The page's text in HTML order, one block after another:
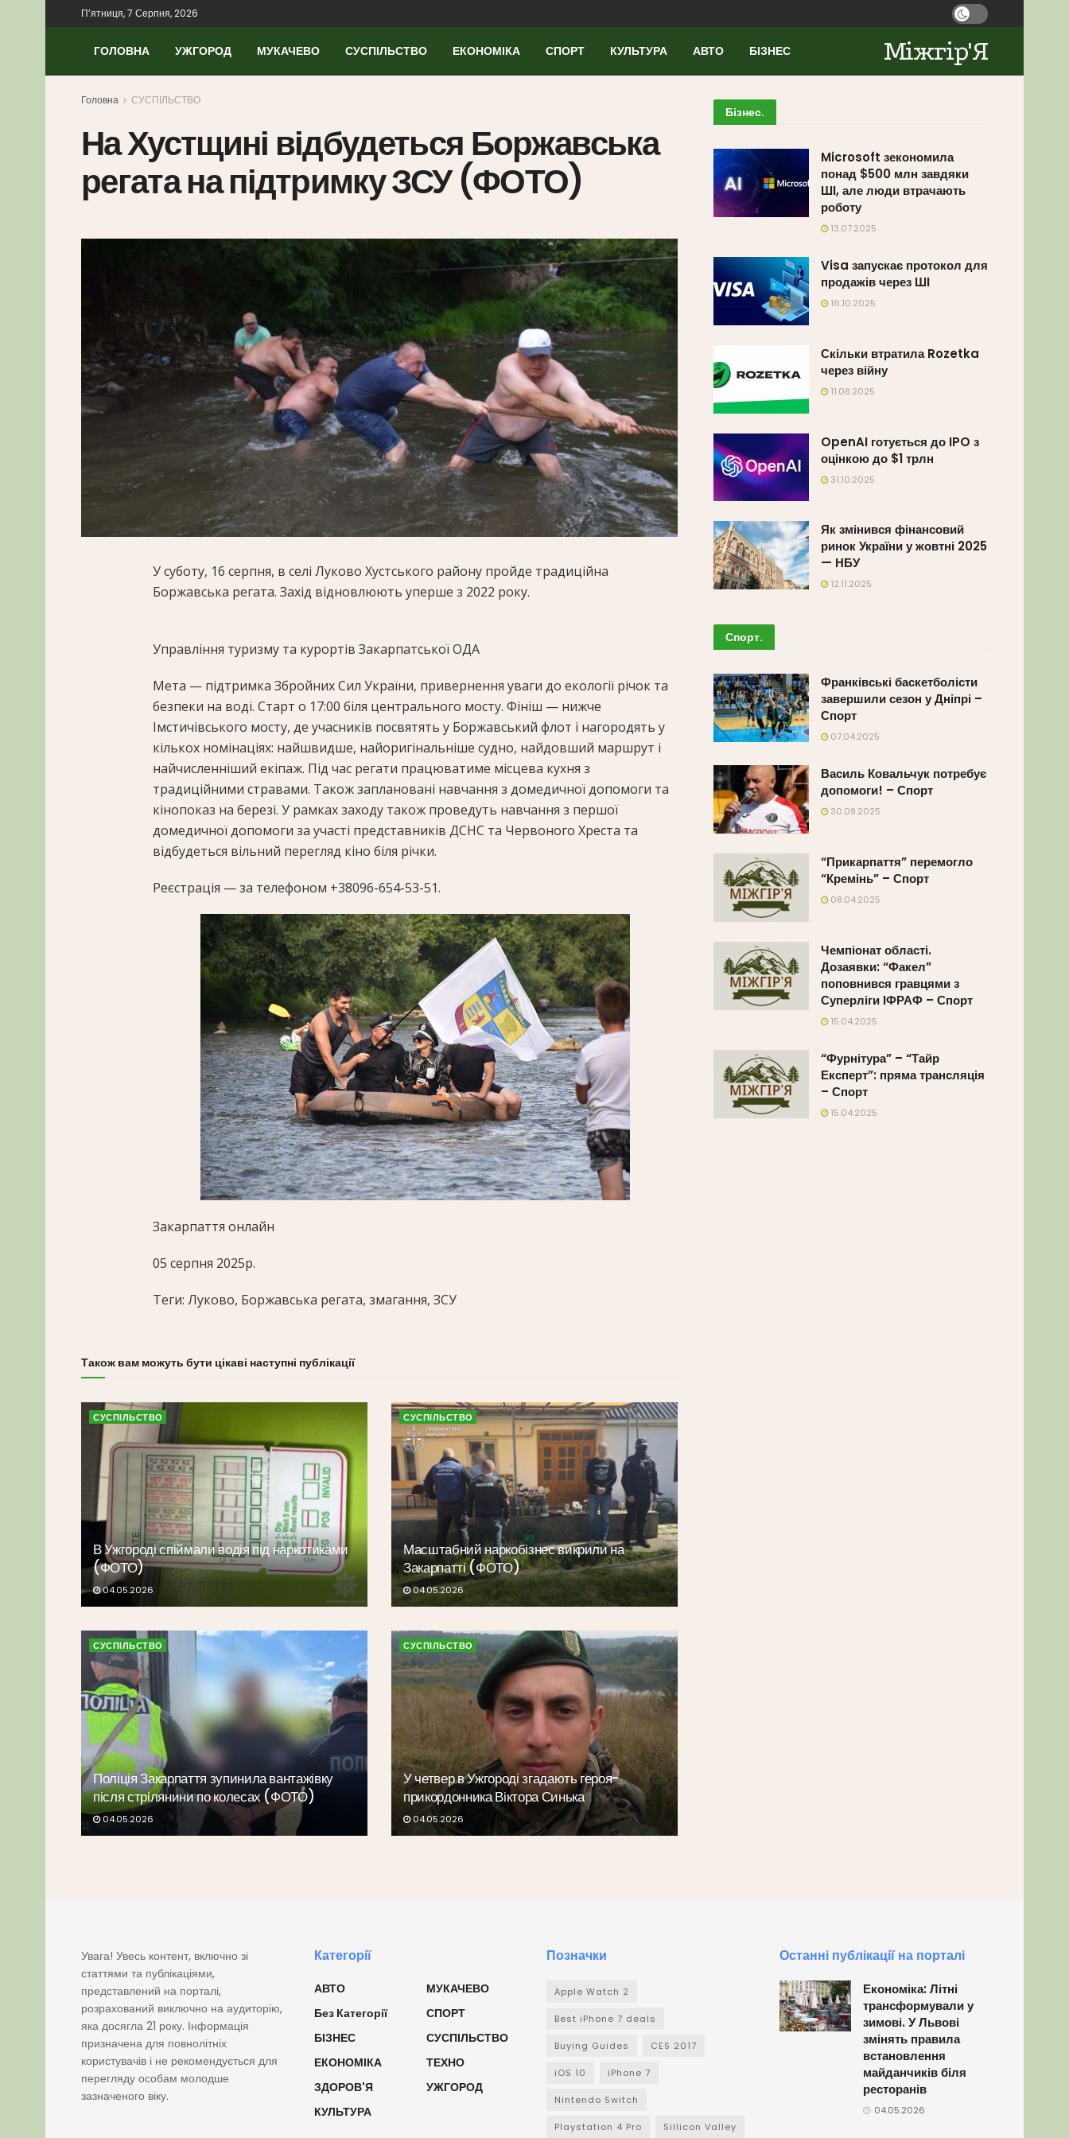
П’ятниця, 7 Серпня, 2026
ГОЛОВНА УЖГОРОД МУКАЧЕВО СУСПІЛЬСТВО ЕКОНОМІКА СПОРТ КУЛЬТУРА АВТО БІЗНЕС Міжгір'Я
Головна СУСПІЛЬСТВО
На Хустщині відбудеться Боржавська
регата на підтримку ЗСУ (ФОТО)
У суботу, 16 серпня, в селі Луково Хустського району пройде традиційна
Боржавська регата. Захід відновлюють уперше з 2022 року.
Управління туризму та курортів Закарпатської ОДА
Мета — підтримка Збройних Сил України, привернення уваги до екології річок та
безпеки на воді. Старт о 17:00 біля центрального мосту. Фініш — нижче
Імстичівського мосту, де учасників посвятять у Боржавський флот і нагородять у
кількох номінаціях: найшвидше, найоригінальніше судно, найдовший маршрут і
найчисленніший екіпаж. Під час регати працюватиме місцева кухня з
традиційними стравами. Також заплановані навчання з домедичної допомоги та
кінопоказ на березі. У рамках заходу також проведуть навчання з першої
домедичної допомоги за участі представників ДСНС та Червоного Хреста та
відбудеться вільний перегляд кіно біля річки.
Реєстрація — за телефоном +38096-654-53-51.
Закарпаття онлайн
05 серпня 2025р.
Теги: Луково, Боржавська регата, змагання, ЗСУ
Також вам можуть бути цікаві наступні публікації
СУСПІЛЬСТВО
В Ужгороді спіймали водія під наркотиками
(ФОТО)
04.05.2026
СУСПІЛЬСТВО
Масштабний наркобізнес викрили на
Закарпатті (ФОТО)
04.05.2026
СУСПІЛЬСТВО
Поліція Закарпаття зупинила вантажівку
після стрілянини по колесах (ФОТО)
04.05.2026
СУСПІЛЬСТВО
У четвер в Ужгороді згадають героя-
прикордонника Віктора Синька
04.05.2026
Бізнес.
Microsoft зекономила
понад $500 млн завдяки
ШІ, але люди втрачають
роботу
13.07.2025
Visa запускає протокол для
продажів через ШІ
16.10.2025
Скільки втратила Rozetka
через війну
11.08.2025
OpenAI готується до IPO з
оцінкою до $1 трлн
31.10.2025
Як змінився фінансовий
ринок України у жовтні 2025
— НБУ
12.11.2025
Спорт.
Франківські баскетболісти
завершили сезон у Дніпрі –
Спорт
07.04.2025
Василь Ковальчук потребує
допомоги! – Спорт
30.09.2025
“Прикарпаття” перемогло
“Кремінь” – Спорт
08.04.2025
Чемпіонат області.
Дозаявки: “Факел”
поповнився гравцями з
Суперліги ІФРАФ – Спорт
15.04.2025
“Фурнітура” – “Тайр
Експерт”: пряма трансляція
– Спорт
15.04.2025
Увага! Увесь контент, включно зі
статтями та публікаціями,
представлений на порталі,
розрахований виключно на аудиторію,
яка досягла 21 року. Інформація
призначена для повнолітніх
користувачів і не рекомендується для
перегляду особам молодше
зазначеного віку.
Категорії
АВТО
Без Категорії
БІЗНЕС
ЕКОНОМІКА
ЗДОРОВ'Я
КУЛЬТУРА
МУКАЧЕВО
СПОРТ
СУСПІЛЬСТВО
ТЕХНО
УЖГОРОД
Позначки
Apple Watch 2
Best iPhone 7 deals
Buying Guides CES 2017
iOS 10 iPhone 7
Nintendo Switch
Playstation 4 Pro Sillicon Valley
Останні публікації на порталі
Економіка: Літні
трансформували у
зимові. У Львові
змінять правила
встановлення
майданчиків біля
ресторанів
04.05.2026